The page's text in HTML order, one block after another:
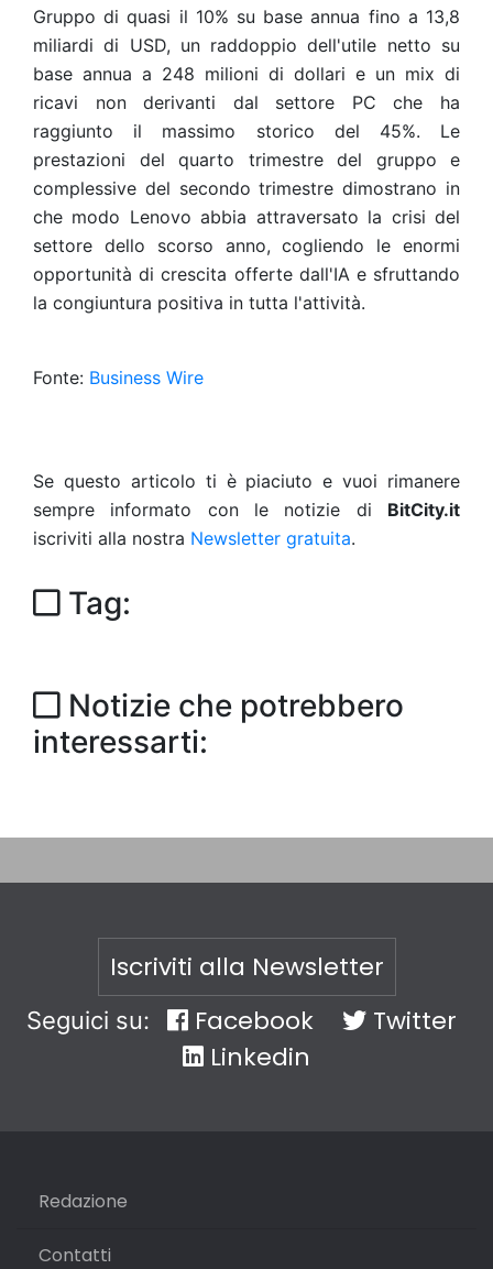
Gruppo di quasi il 10% su base annua fino a 13,8
miliardi di USD, un raddoppio dell'utile netto su
base annua a 248 milioni di dollari e un mix di
ricavi non derivanti dal settore PC che ha
raggiunto il massimo storico del 45%. Le
prestazioni del quarto trimestre del gruppo e
complessive del secondo trimestre dimostrano in
che modo Lenovo abbia attraversato la crisi del
settore dello scorso anno, cogliendo le enormi
opportunità di crescita offerte dall'IA e sfruttando
la congiuntura positiva in tutta l'attività.
Fonte: Business Wire
Se questo articolo ti è piaciuto e vuoi rimanere
sempre informato con le notizie di BitCity.it
iscriviti alla nostra Newsletter gratuita.
Tag:
Notizie che potrebbero
interessarti:
Iscriviti alla Newsletter
Seguici su: Facebook
Twitter
Linkedin
Redazione
Contatti